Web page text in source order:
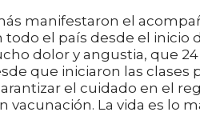
manifestaron el
el país desde el inicio
dolor y angustia, que
que iniciaron las clases
el cuidado en el
vacunación. La vida es lo